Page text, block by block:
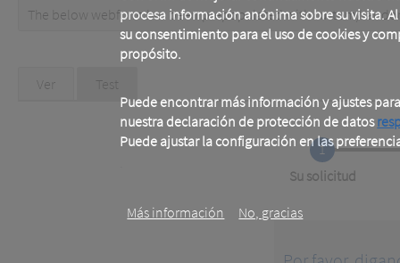
procesa información anónima sobre su visita.
su consentimiento para el uso de cookies y
propósito.
Puede encontrar más información y ajustes
nuestra declaración de protección de datos
Puede ajustar la configuración en las
Más información No, gracias
Warning
message
The below webform has been prepopulated with custom/
Primary
Ver Test
tab)
1
Current
Su solicitud